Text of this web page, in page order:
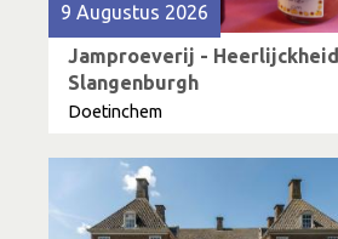
9 Augustus 2026
Jamproeverij - Heerlijckheid
Slangenburgh
Doetinchem